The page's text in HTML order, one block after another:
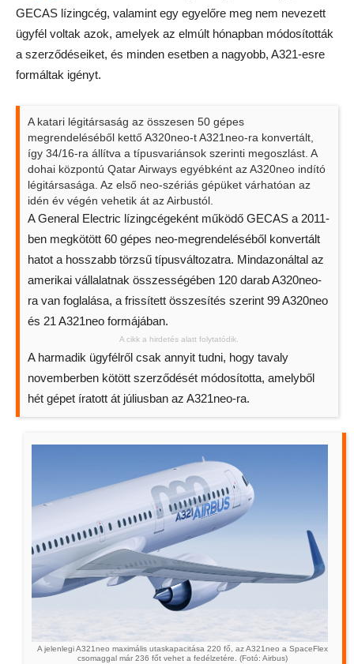
GECAS lízingcég, valamint egy egyelőre meg nem nevezett
ügyfél voltak azok, amelyek az elmúlt hónapban módosították
a szerződéseiket, és minden esetben a nagyobb, A321-esre
formáltak igényt.
A katari légitársaság az összesen 50 gépes
megrendeléséből kettő A320neo-t A321neo-ra konvertált,
így 34/16-ra állítva a típusvariánsok szerinti megoszlást. A
dohai központú Qatar Airways egyébként az A320neo indító
légitársasága. Az első neo-szériás gépüket várhatóan az
idén év végén vehetik át az Airbustól.
A General Electric lízingcégeként működő GECAS a 2011-
ben megkötött 60 gépes neo-megrendeléséből konvertált
hatot a hosszabb törzsű típusváltozatra. Mindazonáltal az
amerikai vállalatnak összességében 120 darab A320neo-
ra van foglalása, a frissített összesítés szerint 99 A320neo
és 21 A321neo formájában.
A cikk a hirdetés alatt folytatódik.
A harmadik ügyfélről csak annyit tudni, hogy tavaly
novemberben kötött szerződését módosította, amelyből
hét gépet íratott át júliusban az A321neo-ra.
A jelenlegi A321neo maximális utaskapacitása 220 fő, az A321neo a SpaceFlex
csomaggal már 236 főt vehet a fedélzetére. (Fotó: Airbus)